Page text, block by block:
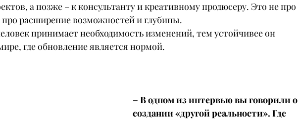
а позже – к консультанту и креативному продюсеру. Это не про
про расширение возможностей и глубины.
принимает необходимость изменений, тем устойчивее он
где обновление является нормой.
– В одном из интервью вы говорили о
создании «другой реальности». Где